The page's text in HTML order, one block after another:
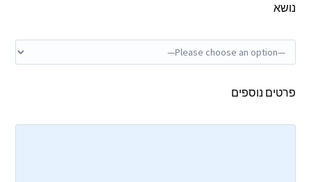
נושא
פרטים נוספים